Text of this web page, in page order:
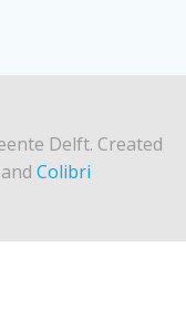
Delft. Created
Colibri